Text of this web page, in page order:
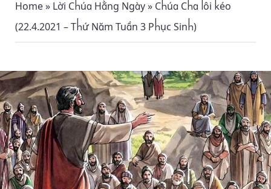
Home» Lời Chúa Hằng Ngày» Chúa Cha lôi kéo
(22.4.2021 – Thứ Năm Tuần 3 Phục Sinh)